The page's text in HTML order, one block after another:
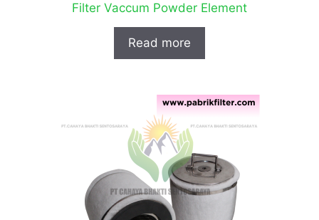
Filter Vaccum Powder Element
Read more